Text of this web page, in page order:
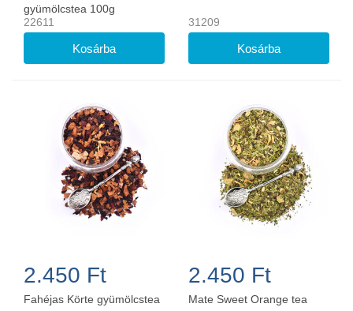
gyümölcstea 100g
22611
31209
2.450 Ft
Fahéjas Körte gyümölcstea
2.450 Ft
Mate Sweet Orange tea